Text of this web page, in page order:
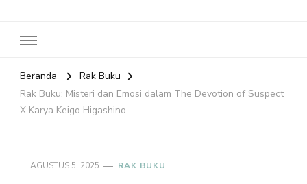
Beranda
Rak Buku
Rak Buku: Misteri dan Emosi dalam The Devotion of Suspect
X Karya Keigo Higashino
AGUSTUS 5, 2025 RAK BUKU